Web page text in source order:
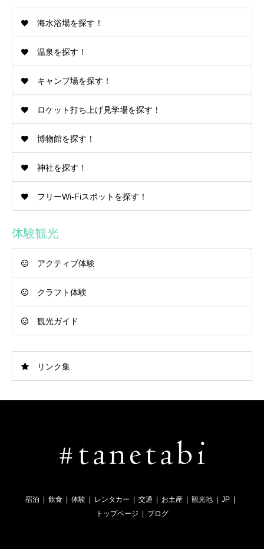
海水浴場を探す！
温泉を探す！
キャンプ場を探す！
ロケット打ち上げ見学場を探す！
博物館を探す！
神社を探す！
フリーWi-Fiスポットを探す！
体験観光
アクティブ体験
クラフト体験
観光ガイド
リンク集
宿泊 飲食 体験 レンタカー 交通 お土産 観光地
JP
トップページ
ブログ